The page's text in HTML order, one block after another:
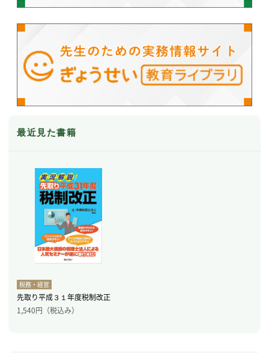
最近見た書籍
税務・経営
先取り平成３１年度税制改正
1,540円（税込み）